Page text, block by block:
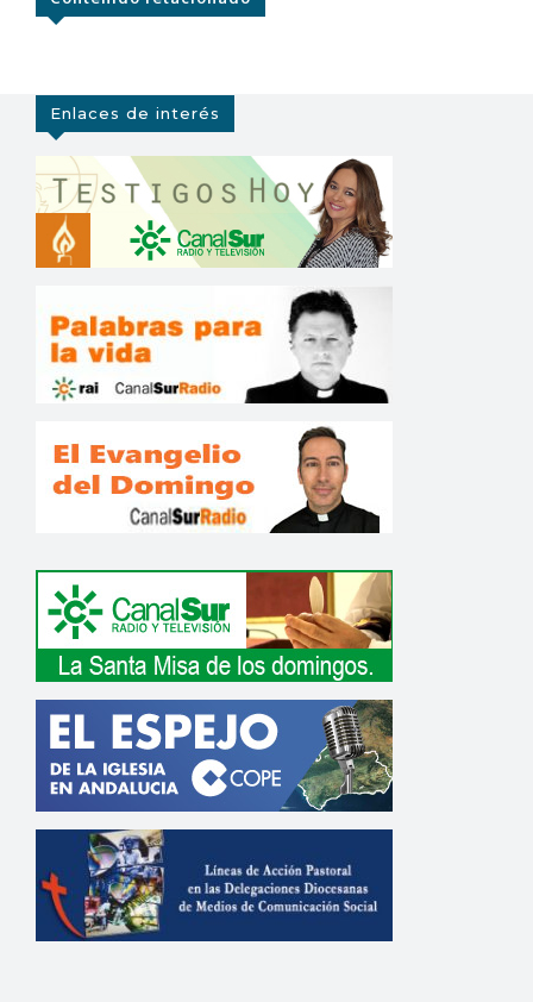
Enlaces de interés